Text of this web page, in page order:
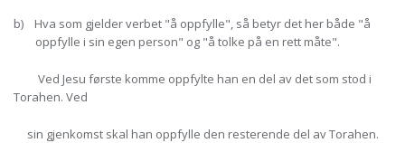
b) Hva som gjelder verbet "å oppfylle", så betyr det her både "å
oppfylle i sin egen person" og "å tolke på en rett måte".
Ved Jesu første komme oppfylte han en del av det som stod i
Torahen. Ved
sin gjenkomst skal han oppfylle den resterende del av Torahen.